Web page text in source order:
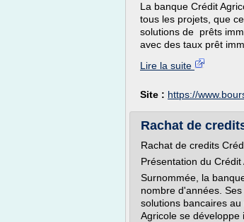
La banque Crédit
tous les projets, que
solutions de prêts
avec des taux prêt
Lire la suite
Site : https://
Rachat de
Rachat de credits
Présentation du Crédit
Surnommée, la
nombre d'années.
solutions bancaires
Agricole se développe